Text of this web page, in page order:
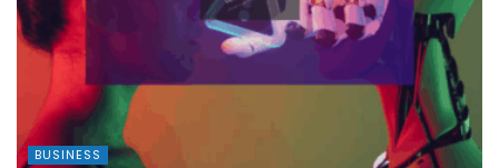
BUSINESS